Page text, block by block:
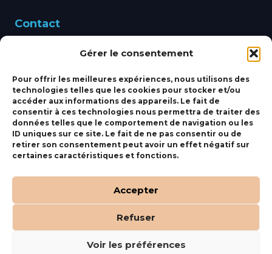
Gérer le consentement
Pour offrir les meilleures expériences, nous utilisons des
technologies telles que les cookies pour stocker et/ou
accéder aux informations des appareils. Le fait de
consentir à ces technologies nous permettra de traiter des
données telles que le comportement de navigation ou les
ID uniques sur ce site. Le fait de ne pas consentir ou de
retirer son consentement peut avoir un effet négatif sur
certaines caractéristiques et fonctions.
Accepter
Refuser
Voir les préférences
Contact
460 Avenue Alain Le
bbsmarine@bbs-
marine.fr
Fixe:04 27 50 24 50
Mobile:06 69 44 48 83
Orocom .